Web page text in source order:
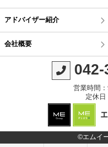
アドバイザー紹介
会社概要
042-
営業時間
定休日
©エムイ